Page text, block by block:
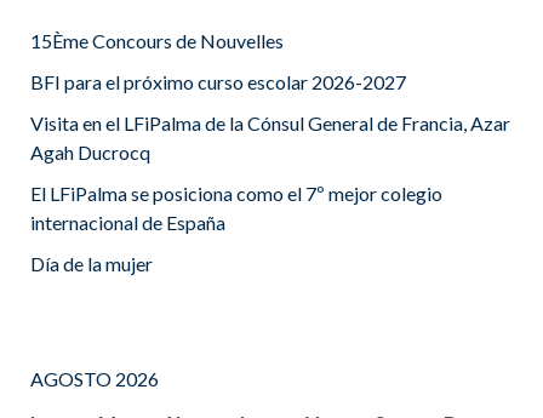
15Ème Concours de Nouvelles
BFI para el próximo curso escolar 2026-2027
Visita en el LFiPalma de la Cónsul General de Francia, Azar
Agah Ducrocq
El LFiPalma se posiciona como el 7º mejor colegio
internacional de España
Día de la mujer
AGOSTO 2026